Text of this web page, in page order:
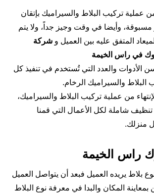
من عملية تركيب البلاط والسيراميك بإتقان
وأيضا في وقت وجيز جداً، ولا يتم
المتفق عليه بين العميل وشركة
في راس الخيمة
الأدوات والعدد التي تُستخدم في تنفيذ كل
البلاط والسيراميك الرخام.
من عملية تركيب البلاط والسيراميك،
تنظيف شاملة لكل الأعمال التي قمنا
منزلك.
راس الخيمة
بلاط يريده العميل فبعد أن يتواصل العميل
بمعاينة المكان والبدا في معرفة نوع البلاط